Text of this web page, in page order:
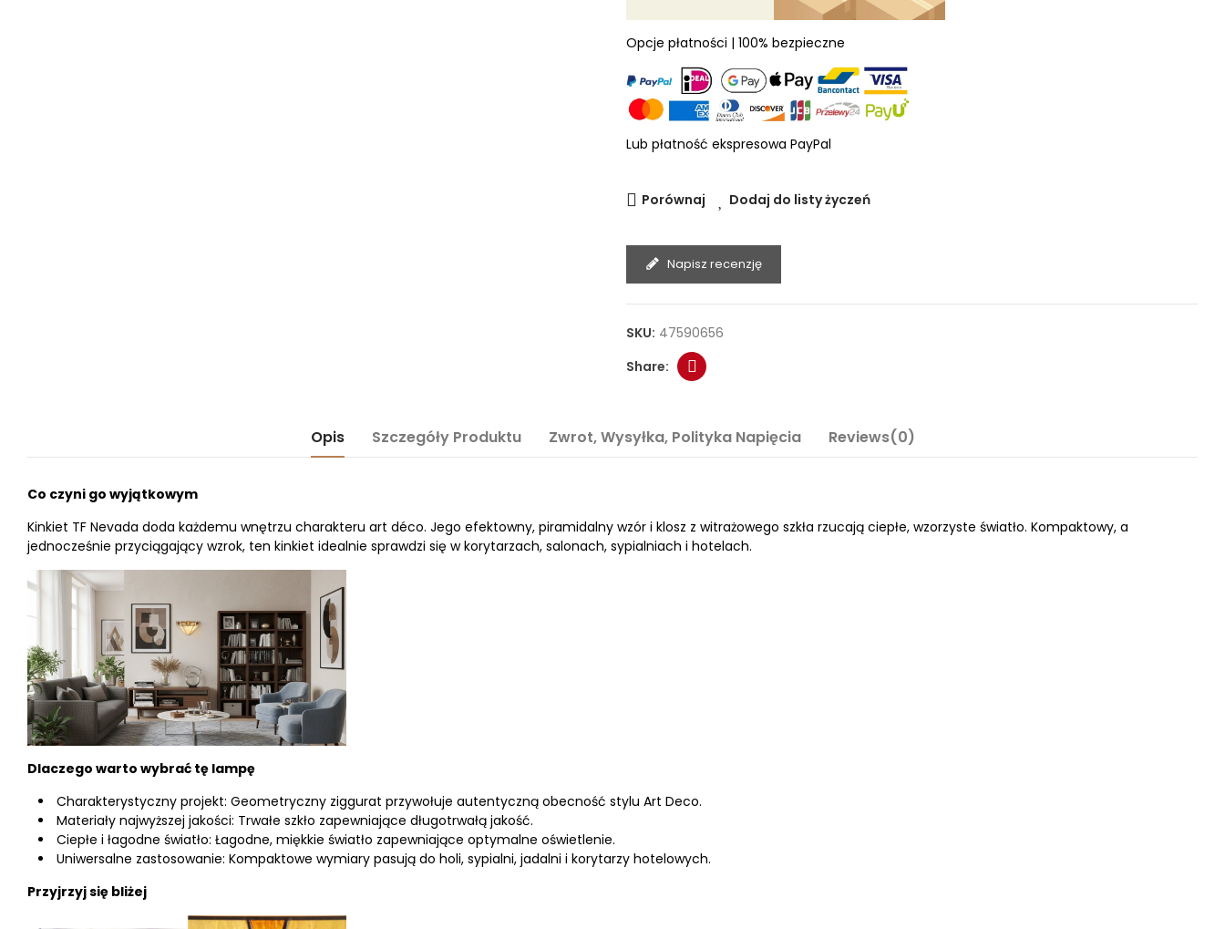
Opcje płatności | 100% bezpieczne
Lub płatność ekspresowa PayPal
Porównaj Dodaj do listy życzeń
Napisz recenzję
SKU: 47590656
Opis Szczegóły Produktu Zwrot, Wysyłka, Polityka Napięcia Reviews(0)
Co czyni go wyjątkowym
Kinkiet TF Nevada doda każdemu wnętrzu charakteru art déco. Jego efektowny, piramidalny wzór i klosz z witrażowego szkła rzucają ciepłe, wzorzyste światło. Kompaktowy, a
jednocześnie przyciągający wzrok, ten kinkiet idealnie sprawdzi się w korytarzach, salonach, sypialniach i hotelach.
Dlaczego warto wybrać tę lampę
Charakterystyczny projekt: Geometryczny ziggurat przywołuje autentyczną obecność stylu Art Deco.
Materiały najwyższej jakości: Trwałe szkło zapewniające długotrwałą jakość.
Ciepłe i łagodne światło: Łagodne, miękkie światło zapewniające optymalne oświetlenie.
Uniwersalne zastosowanie: Kompaktowe wymiary pasują do holi, sypialni, jadalni i korytarzy hotelowych.
Przyjrzyj się bliżej